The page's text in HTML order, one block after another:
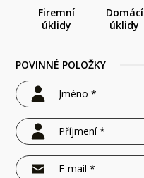
Firemní
úklidy
Domácí
úklidy
POVINNÉ POLOŽKY